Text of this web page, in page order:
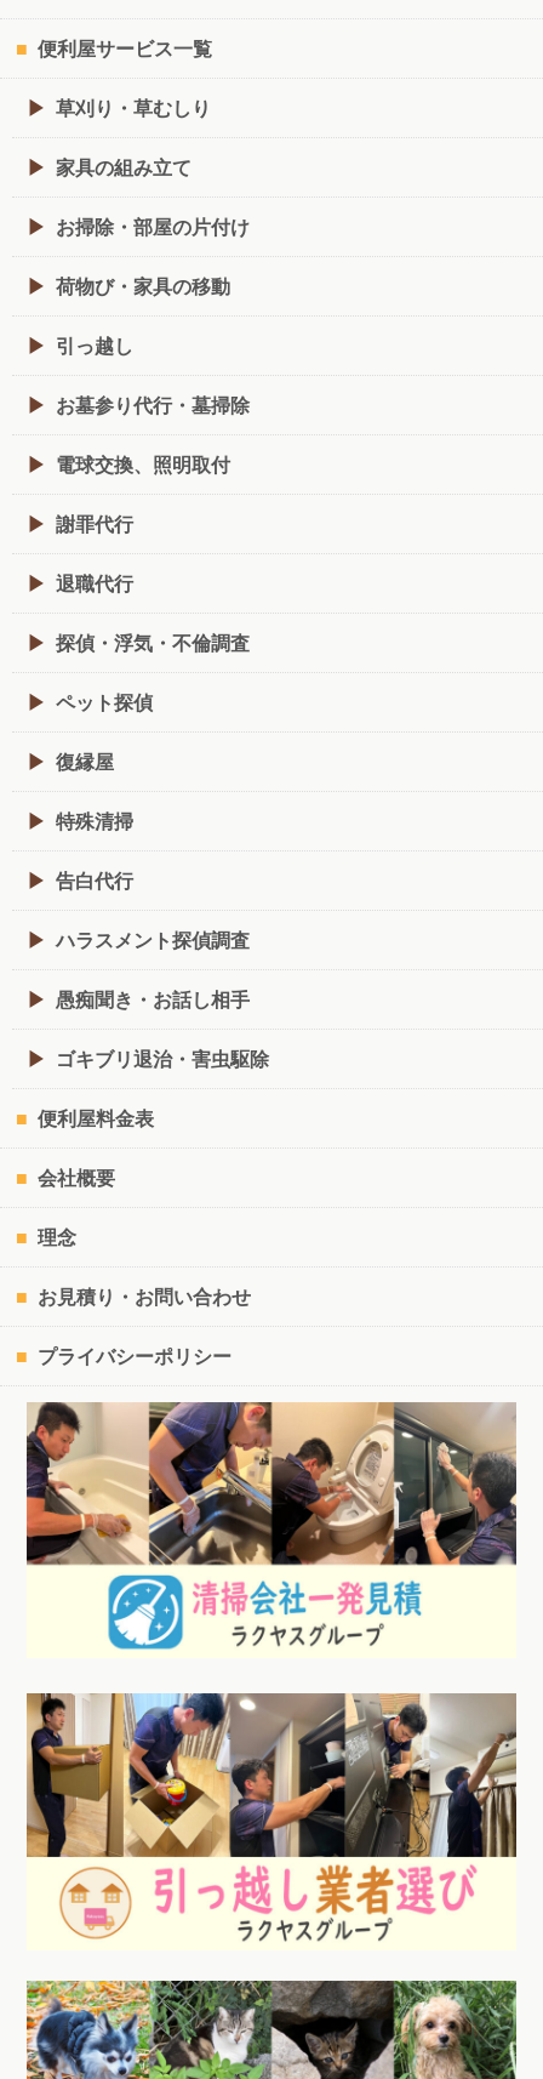
便利屋サービス一覧
草刈り・草むしり
家具の組み立て
お掃除・部屋の片付け
荷物び・家具の移動
引っ越し
お墓参り代行・墓掃除
電球交換、照明取付
謝罪代行
退職代行
探偵・浮気・不倫調査
ペット探偵
復縁屋
特殊清掃
告白代行
ハラスメント探偵調査
愚痴聞き・お話し相手
ゴキブリ退治・害虫駆除
便利屋料金表
会社概要
理念
お見積り・お問い合わせ
プライバシーポリシー